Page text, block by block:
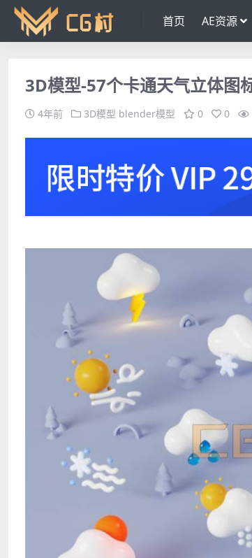
首页 AE资源
3D模型-57个卡通天气立体
4年前 3D模型 blender模型 0 0